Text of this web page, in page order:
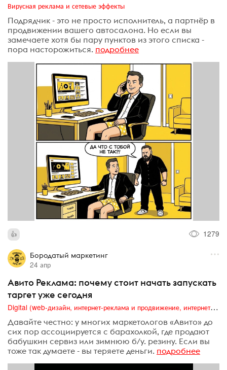
Вирусная реклама и сетевые эффекты
Подрядчик - это не просто исполнитель, а партнёр в
продвижении вашего автосалона. Но если вы
замечаете хотя бы пару пунктов из этого списка -
пора насторожиться. подробнее
1279
Бородатый маркетинг
24 апр
Авито Реклама: почему стоит начать запускать
таргет уже сегодня
Digital (web-дизайн, интернет-реклама и продвижение, интернет-сообщества и блоги, интернет-коммуникации, мобильный маркетинг, реклама на цифровых экранах)
Давайте честно: у многих маркетологов «Авито» до
сих пор ассоциируется с барахолкой, где продают
бабушкин сервиз или зимнюю б/у. резину. Если вы
тоже так думаете - вы теряете деньги. подробнее